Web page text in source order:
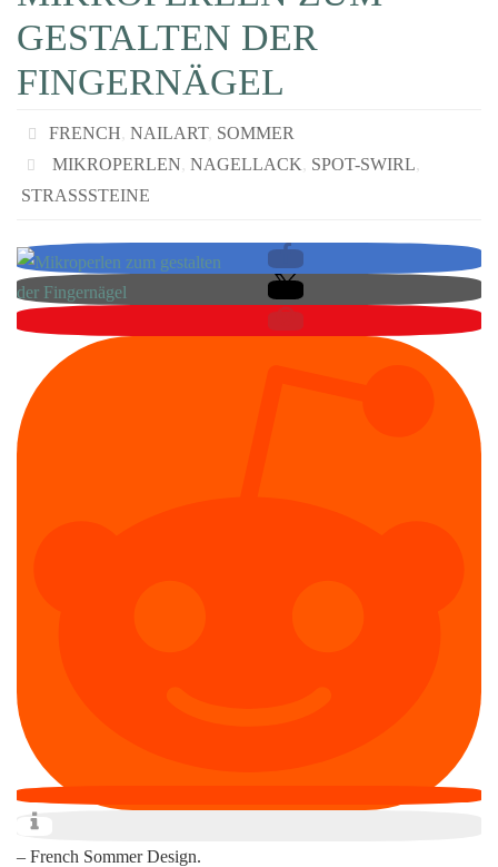
GESTALTEN DER
FINGERNÄGEL
FRENCH, NAILART, SOMMER
MIKROPERLEN, NAGELLACK, SPOT-SWIRL,
STRASSSTEINE
– French Sommer Design.